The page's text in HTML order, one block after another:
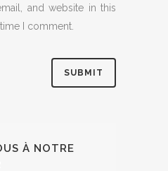
and website in this
I comment.
À NOTRE